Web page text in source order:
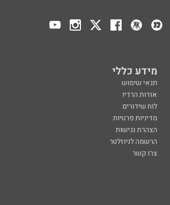
מידע כללי
תנאי שימוש
אודות הרדיו
לוח שידורים
מדיניות פרטיות
הצהרת נגישות
הרשמה לניוזלטר
צרו קשר